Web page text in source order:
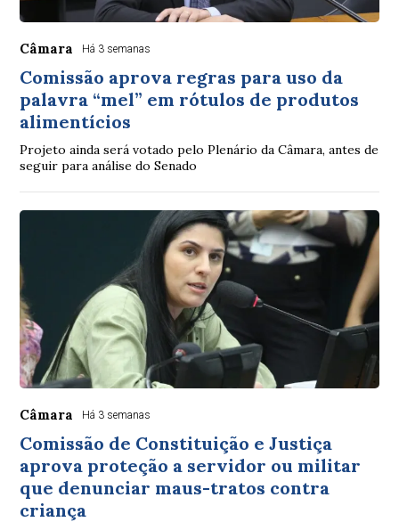
Câmara Há 3 semanas
Comissão aprova regras para uso da
palavra “mel” em rótulos de produtos
alimentícios
Projeto ainda será votado pelo Plenário da Câmara, antes de
seguir para análise do Senado
Câmara Há 3 semanas
Comissão de Constituição e Justiça
aprova proteção a servidor ou militar
que denunciar maus-tratos contra
criança